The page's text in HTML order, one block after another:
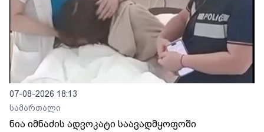
07-08-2026 18:13
სამართალი
ნია იმნაძის ადვოკატი საავადმყოფოში